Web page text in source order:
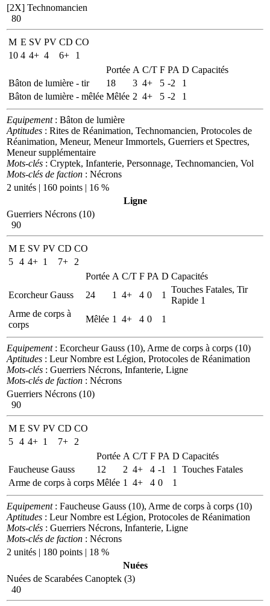
[2X] Technomancien
80
M E SV PV CD CO
10 4 4+ 4 6+
1
Portée A C/T F PA D Capacités
Bâton de lumière - tir
18 3 4+ 5 -2
1
Bâton de lumière - mêlée Mêlée 2 4+ 5 -2 1
Equipement: Bâton de lumière
Aptitudes : Rites de Réanimation, Technomancien, Protocoles de
Réanimation, Meneur, Meneur Immortels, Guerriers et Spectres,
Meneur supplémentaire
Mots-clés : Cryptek, Infanterie, Personnage, Technomancien, Vol
Mots-clés de faction : Nécrons
2 unités | 160 points | 16 %
Ligne
Guerriers Nécrons (10)
90
M E SV PV CD CO
5 4 4+ 1 7+
2
Portée A C/T F PA D Capacités
Ecorcheur Gauss
24 1 4+ 4 0 1
Touches Fatales, Tir
Rapide 1
Arme de corps à
corps
Mêlée 1 4+ 4 0 1
Equipement: Ecorcheur Gauss (10), Arme de corps à corps (10)
Aptitudes : Leur Nombre est Légion, Protocoles de Réanimation
Mots-clés : Guerriers Nécrons, Infanterie, Ligne
Mots-clés de faction : Nécrons
Guerriers Nécrons (10)
90
M E SV PV CD CO
5 4 4+ 1 7+
2
Portée A C/T F PA D Capacités
Faucheuse Gauss
12 2 4+ 4 -1 1
Touches Fatales
Arme de corps à corps Mêlée 1 4+ 4 0 1
Equipement: Faucheuse Gauss (10), Arme de corps à corps (10)
Aptitudes : Leur Nombre est Légion, Protocoles de Réanimation
Mots-clés : Guerriers Nécrons, Infanterie, Ligne
Mots-clés de faction : Nécrons
2 unités | 180 points | 18 %
Nuées
Nuées de Scarabées Canoptek (3)
40